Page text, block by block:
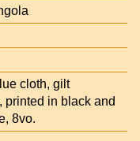
cloth, gilt
printed in black and
8vo.